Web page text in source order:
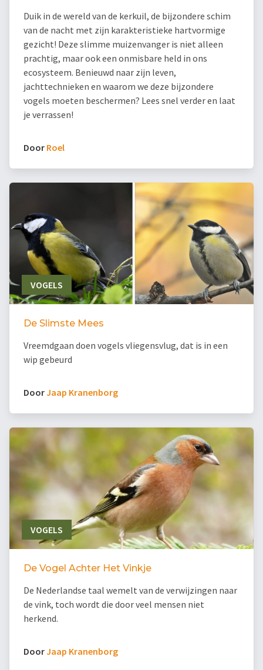
Duik in de wereld van de kerkuil, de bijzondere schim
van de nacht met zijn karakteristieke hartvormige
gezicht! Deze slimme muizenvanger is niet alleen
prachtig, maar ook een onmisbare held in ons
ecosysteem. Benieuwd naar zijn leven,
jachttechnieken en waarom we deze bijzondere
vogels moeten beschermen? Lees snel verder en laat
je verrassen!
Door Roel
VOGELS
De Slimste Mees
Vreemdgaan doen vogels vliegensvlug, dat is in een
wip gebeurd
DoorJaap Kranenborg
VOGELS
De Vogel Achter Het Vinkje
De Nederlandse taal wemelt van de verwijzingen naar
de vink, toch wordt die door veel mensen niet
herkend.
DoorJaap Kranenborg